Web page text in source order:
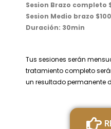
Sesion Brazo completo
Sesion Medio brazo
Duración: 30min
Tus sesiones serán
tratamiento completo
un resultado permanente